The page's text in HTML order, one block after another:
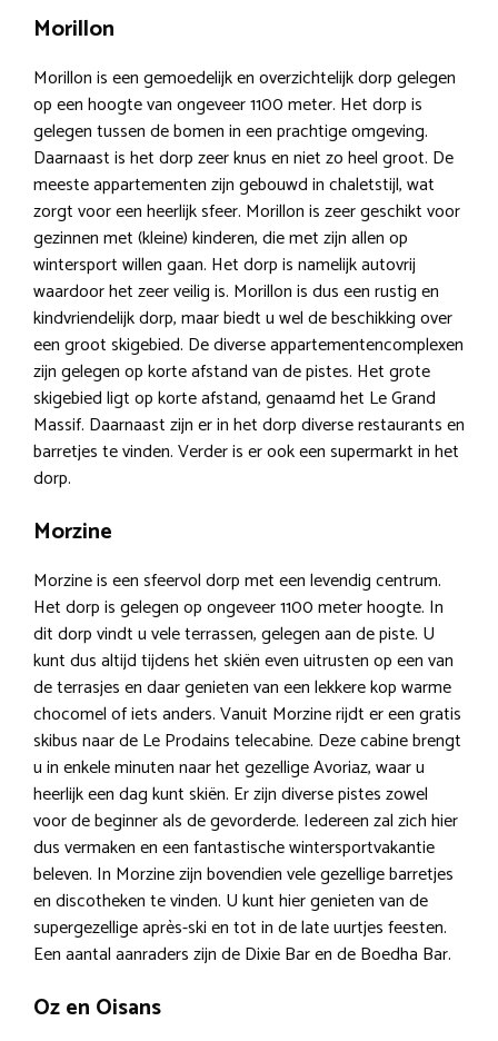
Morillon
Morillon is een gemoedelijk en overzichtelijk dorp gelegen
op een hoogte van ongeveer 1100 meter. Het dorp is
gelegen tussen de bomen in een prachtige omgeving.
Daarnaast is het dorp zeer knus en niet zo heel groot. De
meeste appartementen zijn gebouwd in chaletstijl, wat
zorgt voor een heerlijk sfeer. Morillon is zeer geschikt voor
gezinnen met (kleine) kinderen, die met zijn allen op
wintersport willen gaan. Het dorp is namelijk autovrij
waardoor het zeer veilig is. Morillon is dus een rustig en
kindvriendelijk dorp, maar biedt u wel de beschikking over
een groot skigebied. De diverse appartementencomplexen
zijn gelegen op korte afstand van de pistes. Het grote
skigebied ligt op korte afstand, genaamd het Le Grand
Massif. Daarnaast zijn er in het dorp diverse restaurants en
barretjes te vinden. Verder is er ook een supermarkt in het
dorp.
Morzine
Morzine is een sfeervol dorp met een levendig centrum.
Het dorp is gelegen op ongeveer 1100 meter hoogte. In
dit dorp vindt u vele terrassen, gelegen aan de piste. U
kunt dus altijd tijdens het skiën even uitrusten op een van
de terrasjes en daar genieten van een lekkere kop warme
chocomel of iets anders. Vanuit Morzine rijdt er een gratis
skibus naar de Le Prodains telecabine. Deze cabine brengt
u in enkele minuten naar het gezellige Avoriaz, waar u
heerlijk een dag kunt skiën. Er zijn diverse pistes zowel
voor de beginner als de gevorderde. Iedereen zal zich hier
dus vermaken en een fantastische wintersportvakantie
beleven. In Morzine zijn bovendien vele gezellige barretjes
en discotheken te vinden. U kunt hier genieten van de
supergezellige après-ski en tot in de late uurtjes feesten.
Een aantal aanraders zijn de Dixie Bar en de Boedha Bar.
Oz en Oisans